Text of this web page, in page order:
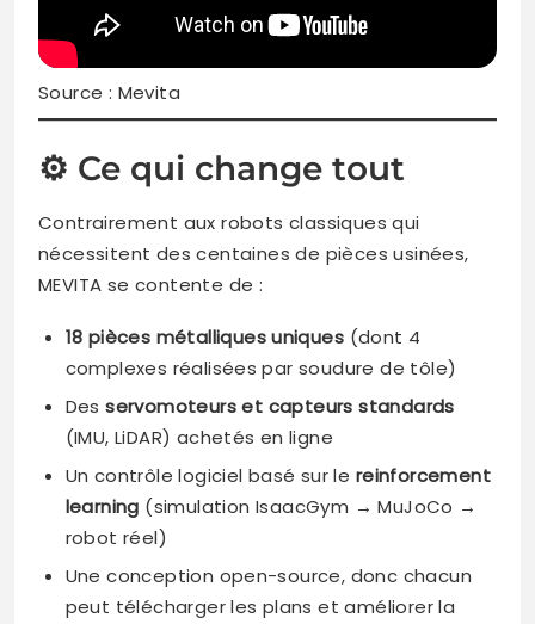
Source : Mevita
⚙️ Ce qui change tout
Contrairement aux robots classiques qui
nécessitent des centaines de pièces usinées,
MEVITA se contente de :
18 pièces métalliques uniques (dont 4
complexes réalisées par soudure de tôle)
Desservomoteurs et capteurs standards
(IMU, LiDAR) achetés en ligne
Un contrôle logiciel basé sur le reinforcement
learning (simulation IsaacGym → MuJoCo →
robot réel)
Une conception open-source, donc chacun
peut télécharger les plans et améliorer la